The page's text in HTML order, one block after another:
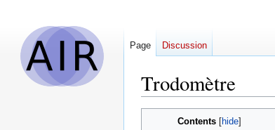
Trodomètre
Contents
Page Discussion